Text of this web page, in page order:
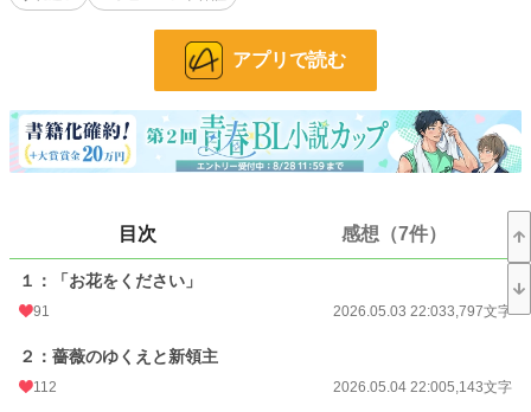
誰かに求められること、居場所を探すこと。
そんな祈りを抱えるイリヤはやがて、レヴィアスの優しさに惹かれていく
------
ムーンライトノベルズでも掲載中です。
691 位 / 31,439 件
お気に入り 137
24h.ポイント
文字数 85,121
アプリで読む
目次 感想（7件）
１：「お花をください」
91 2026.05.03 22:033,797文字
２：薔薇のゆくえと新領主
112 2026.05.04 22:005,143文字